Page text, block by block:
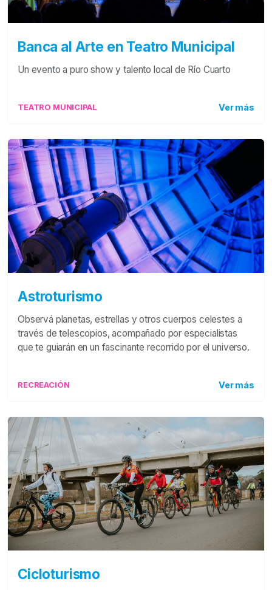
Banca al Arte en Teatro Municipal
Un evento a puro show y talento local de Río Cuarto
TEATRO MUNICIPAL Ver más
Astroturismo
Observá planetas, estrellas y otros cuerpos celestes a
través de telescopios, acompañado por especialistas
que te guiarán en un fascinante recorrido por el universo.
RECREACIÓN Ver más
Cicloturismo